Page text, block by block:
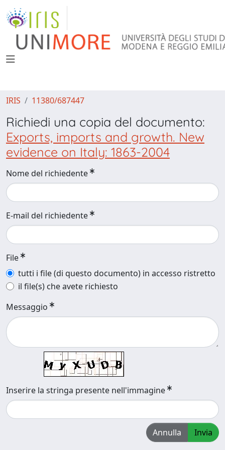
IRIS 11380/687447
Richiedi una copia del documento:
Exports, imports and growth. New
evidence on Italy: 1863-2004
Nome del richiedente
E-mail del richiedente
File
tutti i file (di questo documento) in accesso ristretto
il file(s) che avete richiesto
Messaggio
Inserire la stringa presente nell'immagine
Annulla Invia